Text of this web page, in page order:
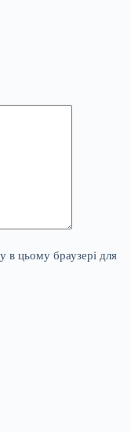
в цьому браузері для